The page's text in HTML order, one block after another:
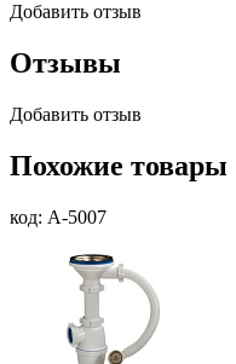
Добавить отзыв
Отзывы
Добавить отзыв
Похожие товары
код: А-5007